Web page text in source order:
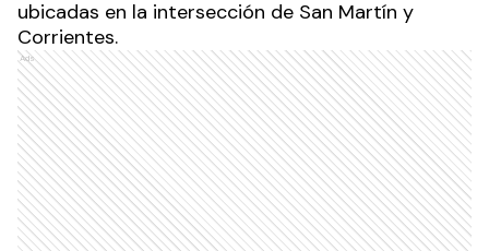
ubicadas en la intersección de San Martín y
Corrientes.
Ads